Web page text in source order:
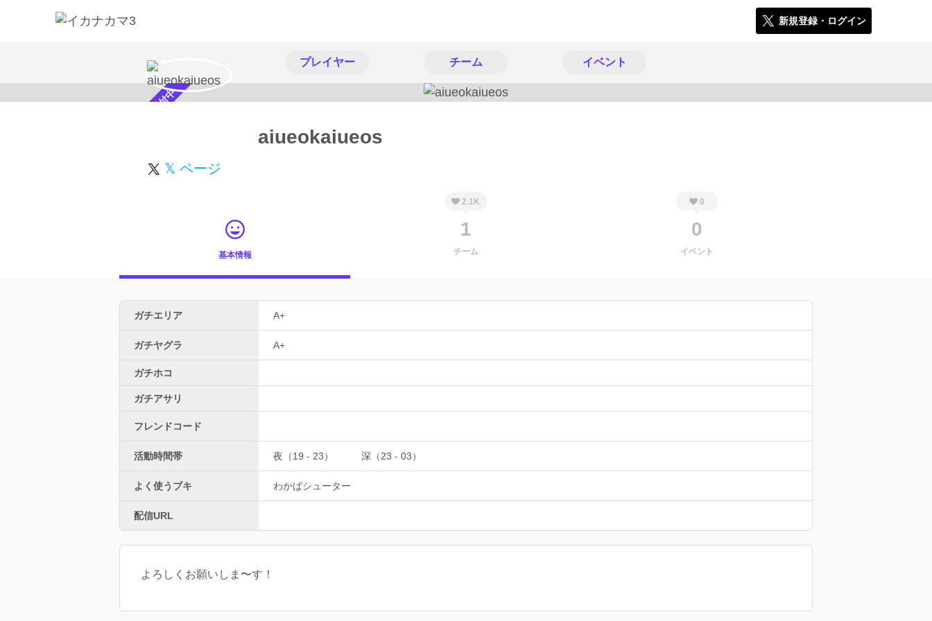
新規登録・ログイン
プレイヤー チーム イベント
スカウト受付中 aiueokaiueos
𝕏 ページ
基本情報
2.1K
1
チーム
0
0
イベント
ガチエリア A+
ガチヤグラ A+
ガチホコ
ガチアサリ
フレンドコード
活動時間帯 夜（19 - 23） 深（23 - 03）
よく使うブキ わかばシューター
配信URL
よろしくお願いしま〜す！